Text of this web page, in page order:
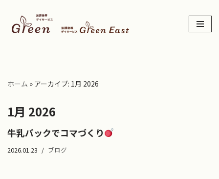
コ
へ
キ
プ
ホーム » アーカイブ: 1月 2026
1月 2026
牛乳パックでコマづくり
2026.01.23 ブログ